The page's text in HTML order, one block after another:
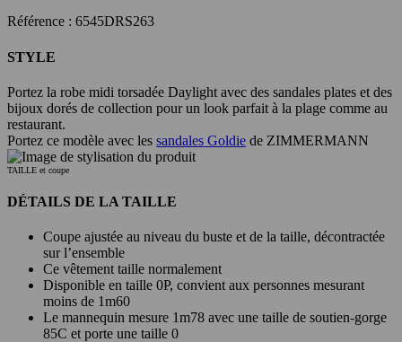
Référence : 6545DRS263
STYLE
Portez la robe midi torsadée Daylight avec des sandales plates et des
bijoux dorés de collection pour un look parfait à la plage comme au
restaurant.
Portez ce modèle avec les sandales Goldie de ZIMMERMANN
TAILLE et coupe
DÉTAILS DE LA TAILLE
Coupe ajustée au niveau du buste et de la taille, décontractée
sur l’ensemble
Ce vêtement taille normalement
Disponible en taille 0P, convient aux personnes mesurant
moins de 1m60
Le mannequin mesure 1m78 avec une taille de soutien-gorge
85C et porte une taille 0